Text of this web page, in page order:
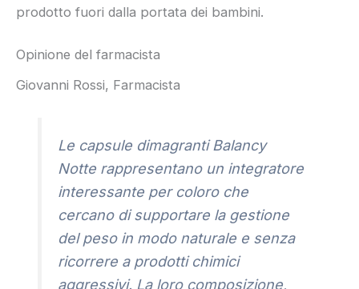
prodotto fuori dalla portata dei bambini.
Opinione del farmacista
Giovanni Rossi, Farmacista
Le capsule dimagranti Balancy
Notte rappresentano un integratore
interessante per coloro che
cercano di supportare la gestione
del peso in modo naturale e senza
ricorrere a prodotti chimici
aggressivi. La loro composizione,